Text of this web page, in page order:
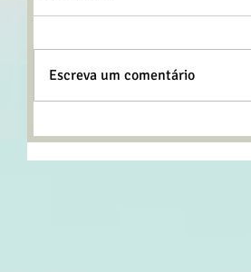
Escreva um comentário